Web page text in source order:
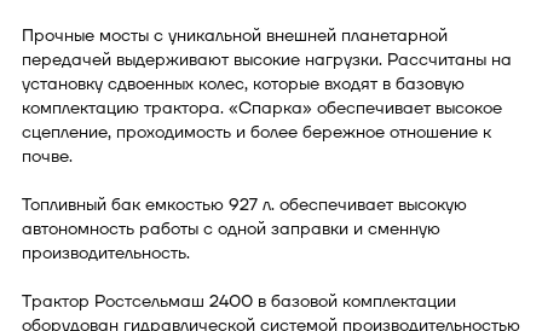
Прочные мосты с уникальной внешней планетарной
передачей выдерживают высокие нагрузки. Рассчитаны на
установку сдвоенных колес, которые входят в базовую
комплектацию трактора. «Спарка» обеспечивает высокое
сцепление, проходимость и более бережное отношение к
почве.
Топливный бак емкостью 927 л. обеспечивает высокую
автономность работы с одной заправки и сменную
производительность.
Трактор Ростсельмаш 2400 в базовой комплектации
оборудован гидравлической системой производительностью